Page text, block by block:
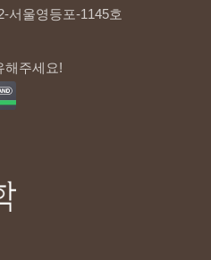
서울영등포-1145호
해주세요!